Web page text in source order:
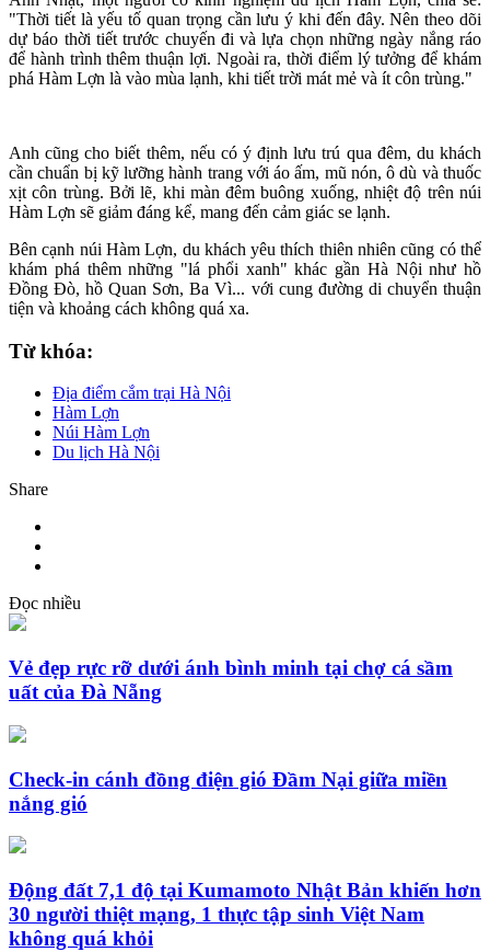
"Thời tiết là yếu tố quan trọng cần lưu ý khi đến đây. Nên theo dõi
dự báo thời tiết trước chuyến đi và lựa chọn những ngày nắng ráo
để hành trình thêm thuận lợi. Ngoài ra, thời điểm lý tưởng để khám
phá Hàm Lợn là vào mùa lạnh, khi tiết trời mát mẻ và ít côn trùng."
Anh cũng cho biết thêm, nếu có ý định lưu trú qua đêm, du khách
cần chuẩn bị kỹ lưỡng hành trang với áo ấm, mũ nón, ô dù và thuốc
xịt côn trùng. Bởi lẽ, khi màn đêm buông xuống, nhiệt độ trên núi
Hàm Lợn sẽ giảm đáng kể, mang đến cảm giác se lạnh.
Bên cạnh núi Hàm Lợn, du khách yêu thích thiên nhiên cũng có thể
khám phá thêm những "lá phổi xanh" khác gần Hà Nội như hồ
Đồng Đò, hồ Quan Sơn, Ba Vì... với cung đường di chuyển thuận
tiện và khoảng cách không quá xa.
Từ khóa:
Địa điểm cắm trại Hà Nội
Hàm Lợn
Núi Hàm Lợn
Du lịch Hà Nội
Share
Đọc nhiều
Vẻ đẹp rực rỡ dưới ánh bình minh tại chợ cá sầm
uất của Đà Nẵng
Check-in cánh đồng điện gió Đầm Nại giữa miền
nắng gió
Động đất 7,1 độ tại Kumamoto Nhật Bản khiến hơn
30 người thiệt mạng, 1 thực tập sinh Việt Nam
không quá khỏi